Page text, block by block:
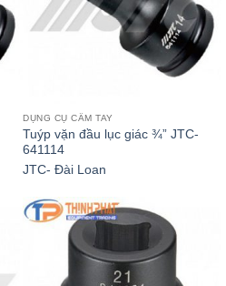
DỤNG CỤ CẦM TAY
Tuýp vặn đầu lục giác ¾” JTC-
641114
JTC- Đài Loan